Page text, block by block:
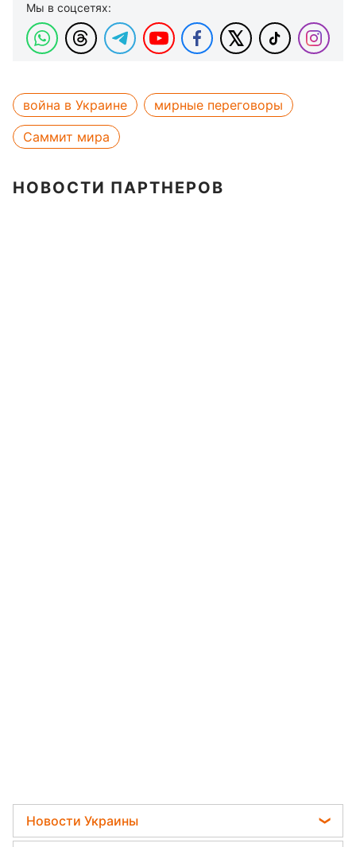
Мы в соцсетях:
война в Украине
мирные переговоры
Саммит мира
НОВОСТИ ПАРТНЕРОВ
Новости Украины